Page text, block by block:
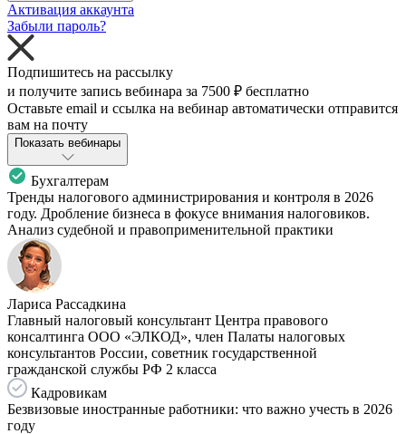
Активация аккаунта
Забыли пароль?
Подпишитесь на рассылку
и получите запись вебинара за 7500 ₽ бесплатно
Оставьте email и ссылка на вебинар автоматически отправится
вам на почту
Показать вебинары
Бухгалтерам
Тренды налогового администрирования и контроля в 2026
году. Дробление бизнеса в фокусе внимания налоговиков.
Анализ судебной и правоприменительной практики
Лариса Рассадкина
Главный налоговый консультант Центра правового
консалтинга ООО «ЭЛКОД», член Палаты налоговых
консультантов России, советник государственной
гражданской службы РФ 2 класса
Кадровикам
Безвизовые иностранные работники: что важно учесть в 2026
году